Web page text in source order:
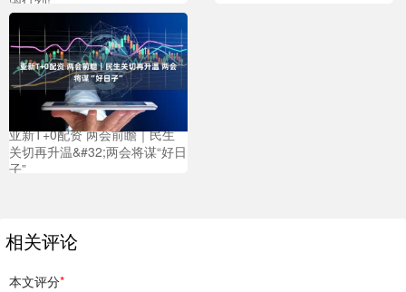
亚新T+0配资 两会前瞻｜民生
关切再升温&#32;两会将谋“好日
子”
相关评论
本文评分*